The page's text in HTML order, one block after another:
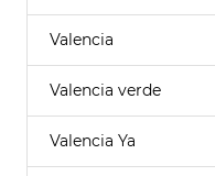
Valencia
Valencia verde
Valencia Ya